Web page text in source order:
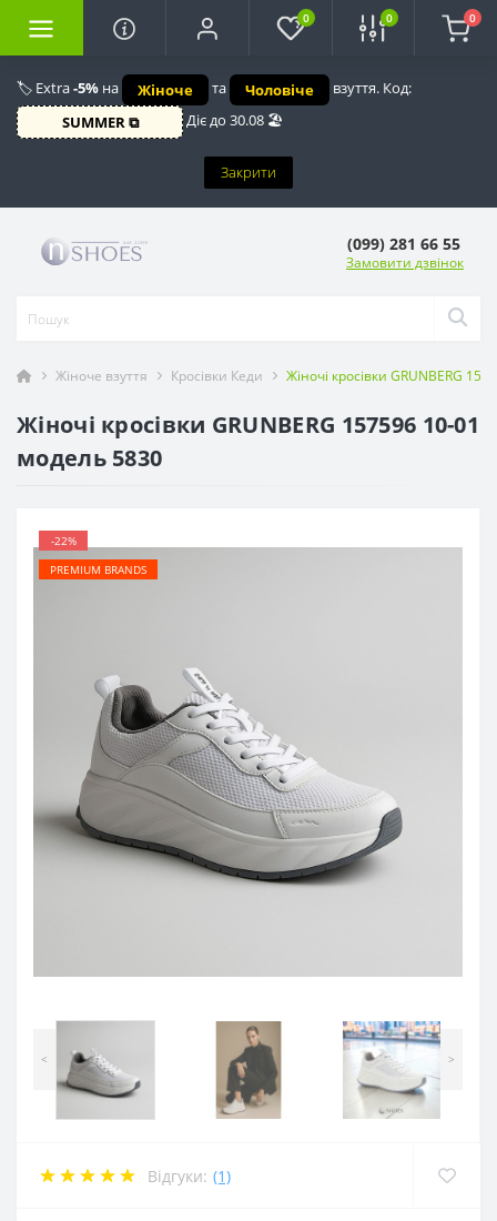
🏷️ Extra-5% на Жіноче та Чоловіче
взуття. Код:
SUMMER ⧉
Діє до 30.08 🏖️
Закрити
0 0 0
(099) 281 66 55
Замовити дзвінок
Жіноче взуття Кросівки Кеди Жіночі кросівки GRUNBERG
Жіночі кросівки GRUNBERG 157596 10-01
модель 5830
-22%
PREMIUM BRANDS
< >
Відгуки: (1)